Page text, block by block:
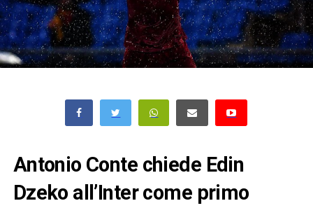
Antonio Conte chiede Edin
Dzeko all’Inter come primo